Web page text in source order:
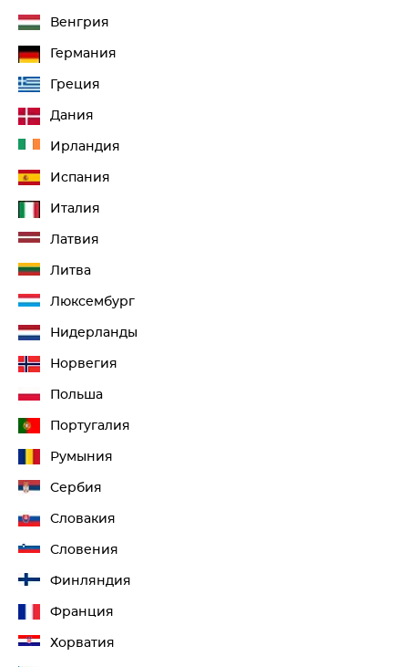
Венгрия
Германия
Греция
Дания
Ирландия
Испания
Италия
Латвия
Литва
Люксембург
Нидерланды
Норвегия
Польша
Португалия
Румыния
Сербия
Словакия
Словения
Финляндия
Франция
Хорватия